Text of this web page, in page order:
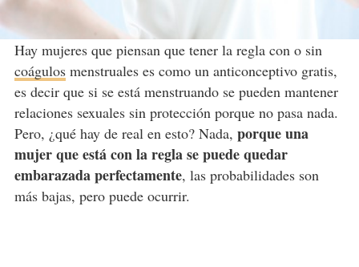
Hay mujeres que piensan que tener la regla con o sin
coágulosmenstruales es como un anticonceptivo gratis,
es decir que si se está menstruando se pueden mantener
relaciones sexuales sin protección porque no pasa nada.
Pero, ¿qué hay de real en esto? Nada, porque una
mujer que está con la regla se puede quedar
embarazada perfectamente, las probabilidades son
más bajas, pero puede ocurrir.